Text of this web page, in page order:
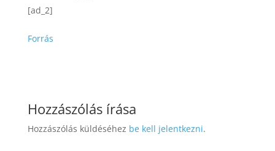
[ad_2]
Forrás
Hozzászólás írása
Hozzászólás küldéséhez be kell jelentkezni.